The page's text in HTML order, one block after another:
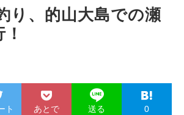
り、的山大島での瀬
ト あとで 送る 0